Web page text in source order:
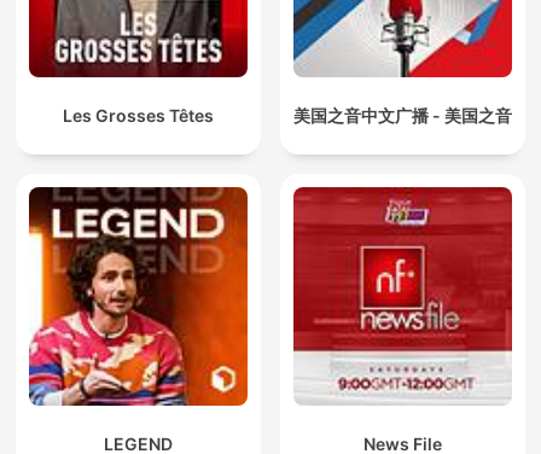
Les Grosses Têtes 美国之音中文广播 - 美国之音
LEGEND News File